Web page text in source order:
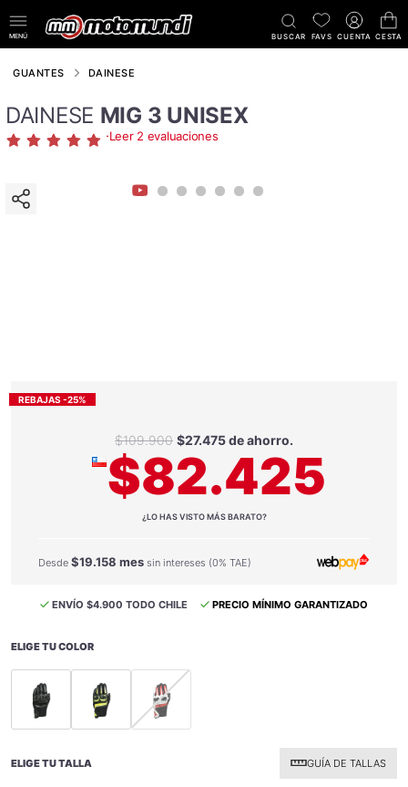
MENÚ BUSCAR FAVS CUENTA CESTA
GUANTES DAINESE
DAINESE MIG 3 UNISEX
·Leer 2 evaluaciones
REBAJAS -25%
$109.900 $27.475 de ahorro.
$82.425
¿LO HAS VISTO MÁS BARATO?
Desde $19.158 mes sin intereses (0% TAE)
ENVÍO $4.900 TODO CHILE PRECIO MÍNIMO GARANTIZADO
ELIGE TU COLOR
ELIGE TU TALLA GUÍA DE TALLAS